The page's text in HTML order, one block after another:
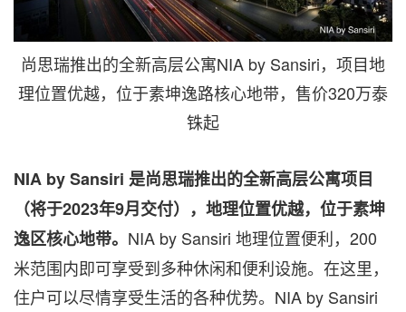
尚思瑞推出的全新高层公寓NIA by Sansiri，项目地
理位置优越，位于素坤逸路核心地带，售价320万泰
铢起
NIA by Sansiri 是尚思瑞推出的全新高层公寓项目
（将于2023年9月交付），地理位置优越，位于素坤
逸区核心地带。 NIA by Sansiri 地理位置便利，200
米范围内即可享受到多种休闲和便利设施。在这里，
住户可以尽情享受生活的各种优势。NIA by Sansiri